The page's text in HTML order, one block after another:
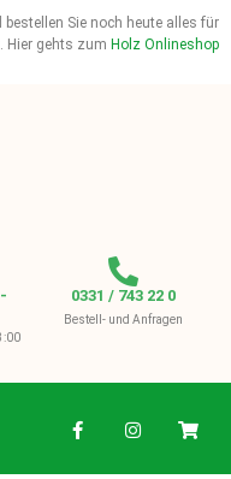
Sie noch heute alles für
Hier gehts zum Holz Onlineshop
0331 / 743 22 0
Bestell- und Anfragen